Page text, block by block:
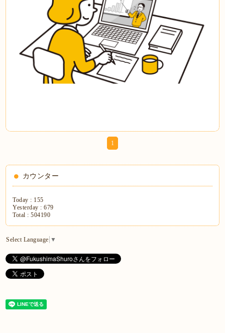
1
カウンター
Today : 155
Yesterday :679
Total :504190
Select Language ▼